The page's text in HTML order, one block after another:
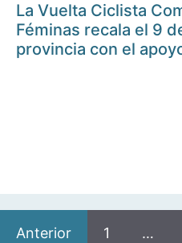
La Vuelta Ciclista
Féminas recala el 9
provincia con el
Anterior 1 …